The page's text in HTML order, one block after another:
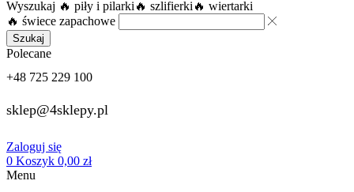
Wyszukaj 🔥 piły i pilarki 🔥 szlifierki 🔥 wiertarki
🔥 świece zapachowe
Szukaj
Polecane
+48 725 229 100
sklep@4sklepy.pl
Zaloguj się
0 Koszyk 0,00 zł
Menu